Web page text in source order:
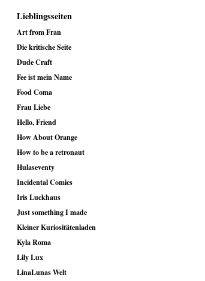
Lieblingsseiten
Art from Fran
Die kritische Seite
Dude Craft
Fee ist mein Name
Food Coma
Frau Liebe
Hello, Friend
How About Orange
How to be a retronaut
Hulaseventy
Incidental Comics
Iris Luckhaus
Just something I made
Kleiner Kuriositätenladen
Kyla Roma
Lily Lux
LinaLunas Welt